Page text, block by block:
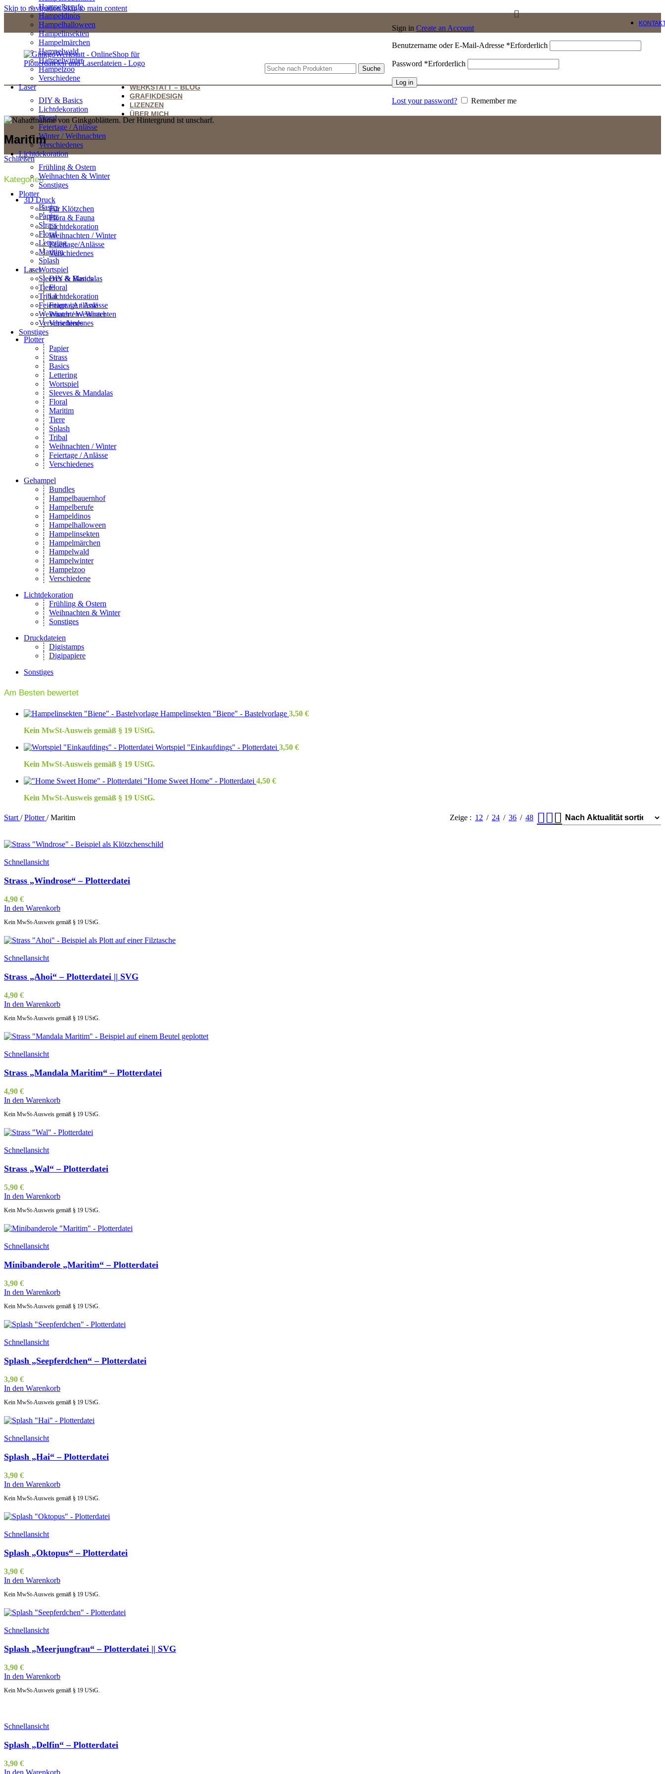
Skip to navigationSkip to main content
Suche
Sign in Create an Account
Benutzername oder E-Mail-Adresse *Erforderlich
Password *Erforderlich
Log in
Lost your password? Remember me
Hampelberufe
Hampeldinos
Hampelhalloween
Hampelinsekten
Hampelmärchen
Hampelwald
Hampelwinter
Hampelzoo
Verschiedene
Laser
DIY & Basics
Lichtdekoration
Floral
Feiertage / Anlässe
Winter / Weihnachten
Verschiedenes
Lichtdekoration
Frühling & Ostern
Weihnachten & Winter
Sonstiges
Plotter
Basics
Papier
Strass
Floral
Lettering
Maritim
Splash
Wortspiel
Sleeves & Mandalas
Tiere
Tribal
Feiertage / Anlässe
Weihnachten / Winter
Verschiedenes
Sonstiges
WERKSTATT – BLOG
GRAFIKDESIGN
LIZENZEN
ÜBER MICH
Maritim
Schließen
Kategorien
3D Druck
Für Klötzchen
Flora & Fauna
Lichtdekoration
Weihnachten / Winter
Feiertage/Anlässe
Verschiedenes
Laser
DIY & Basics
Floral
Lichtdekoration
Feiertage / Anlässe
Winter / Weihnachten
Verschiedenes
Plotter
Papier
Strass
Basics
Lettering
Wortspiel
Sleeves & Mandalas
Floral
Maritim
Tiere
Splash
Tribal
Weihnachten / Winter
Feiertage / Anlässe
Verschiedenes
Gehampel
Bundles
Hampelbauernhof
Hampelberufe
Hampeldinos
Hampelhalloween
Hampelinsekten
Hampelmärchen
Hampelwald
Hampelwinter
Hampelzoo
Verschiedene
Lichtdekoration
Frühling & Ostern
Weihnachten & Winter
Sonstiges
Druckdateien
Digistamps
Digipapiere
Sonstiges
Am Besten bewertet
Hampelinsekten "Biene" - Bastelvorlage 3,50 €
Kein MwSt-Ausweis gemäß § 19 UStG.
Wortspiel "Einkaufdings" - Plotterdatei 3,50 €
Kein MwSt-Ausweis gemäß § 19 UStG.
"Home Sweet Home" - Plotterdatei 4,50 €
Kein MwSt-Ausweis gemäß § 19 UStG.
Start / Plotter/ Maritim Zeige 12 24 36 48
Schnellansicht
Strass „Windrose“ – Plotterdatei
4,90 €
In den Warenkorb
Kein MwSt-Ausweis gemäß § 19 UStG.
Schnellansicht
Strass „Ahoi“ – Plotterdatei || SVG
4,90 €
In den Warenkorb
Kein MwSt-Ausweis gemäß § 19 UStG.
Schnellansicht
Strass „Mandala Maritim“ – Plotterdatei
4,90 €
In den Warenkorb
Kein MwSt-Ausweis gemäß § 19 UStG.
Schnellansicht
Strass „Wal“ – Plotterdatei
5,90 €
In den Warenkorb
Kein MwSt-Ausweis gemäß § 19 UStG.
Schnellansicht
Minibanderole „Maritim“ – Plotterdatei
3,90 €
In den Warenkorb
Kein MwSt-Ausweis gemäß § 19 UStG.
Schnellansicht
Splash „Seepferdchen“ – Plotterdatei
3,90 €
In den Warenkorb
Kein MwSt-Ausweis gemäß § 19 UStG.
Schnellansicht
Splash „Hai“ – Plotterdatei
3,90 €
In den Warenkorb
Kein MwSt-Ausweis gemäß § 19 UStG.
Schnellansicht
Splash „Oktopus“ – Plotterdatei
3,90 €
In den Warenkorb
Kein MwSt-Ausweis gemäß § 19 UStG.
Schnellansicht
Splash „Meerjungfrau“ – Plotterdatei || SVG
3,90 €
In den Warenkorb
Kein MwSt-Ausweis gemäß § 19 UStG.
Schnellansicht
Splash „Delfin“ – Plotterdatei
3,90 €
In den Warenkorb